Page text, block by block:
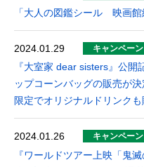
「大人の図鑑シール 映画館
2024.01.29 キャンペーン
『大室家 dear sisters』公
ップコーンバッグの販売が
限定でオリジナルドリンクも
2024.01.26 キャンペーン
『ワールドツアー上映「鬼